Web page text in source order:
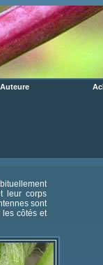
Auteure
leur corps
sont
les côtés et